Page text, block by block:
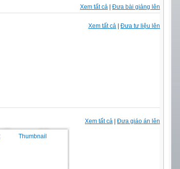
Xem tất cả | Đưa bài giảng lên
Xem tất cả Đưa tư liệu lên
Xem tất cả | Đưa giáo án lên